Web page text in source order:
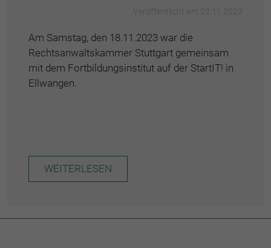
Veröffentlicht am 22.11.2023
Am Samstag, den 18.11.2023 war die
Rechtsanwaltskammer Stuttgart gemeinsam
mit dem Fortbildungsinstitut auf der StartIT! in
Ellwangen.
WEITERLESEN